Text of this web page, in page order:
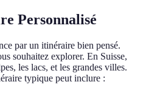
Personnalisé
par un itinéraire bien pensé.
souhaitez explorer. En Suisse,
les lacs, et les grandes villes.
typique peut inclure :